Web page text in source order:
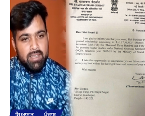
ਸਿਆਸਤ ਪੰਜਾਬ